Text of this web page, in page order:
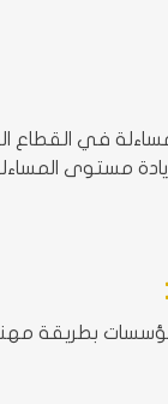
في القطاع
زيادة مستوى
بطريقة